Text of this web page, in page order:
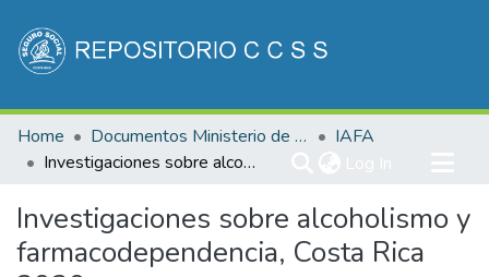
Communities & Collections
All of DSpace
Home Documentos Ministerio de Salud
IAFA
Investigaciones sobre alcoholismo y farmacodependencia, Costa Rica 2020
Investigaciones sobre alcoholismo y
farmacodependencia, Costa Rica